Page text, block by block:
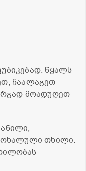
წყალს
ჩაალაგეთ
მოადუღეთ
თხილი.